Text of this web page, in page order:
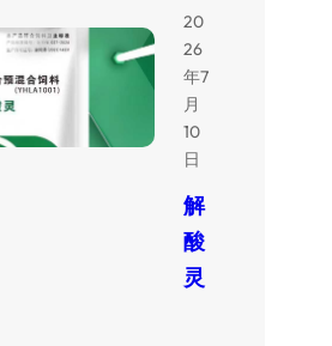
20
26
年7
月
10
日
解
酸
灵